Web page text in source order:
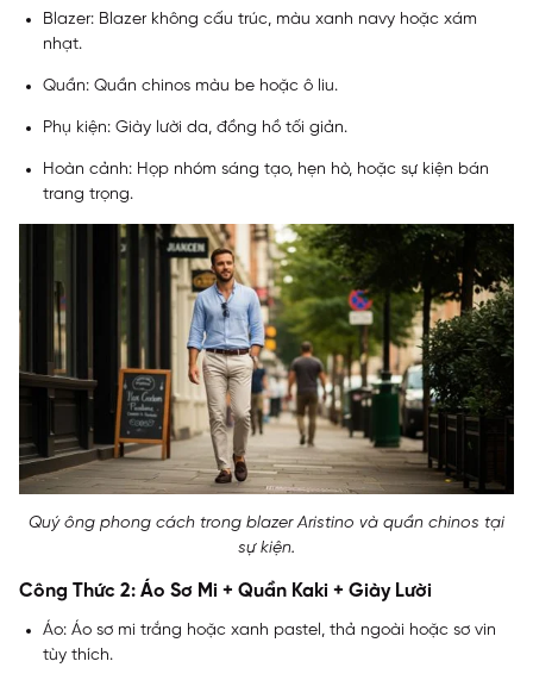
Blazer: Blazer không cấu trúc, màu xanh navy hoặc xám
nhạt.
Quần: Quần chinos màu be hoặc ô liu.
Phụ kiện: Giày lười da, đồng hồ tối giản.
Hoàn cảnh: Họp nhóm sáng tạo, hẹn hò, hoặc sự kiện bán
trang trọng.
Quý ông phong cách trong blazer Aristino và quần chinos tại
sự kiện.
Công Thức 2: Áo Sơ Mi + Quần Kaki + Giày Lười
Áo: Áo sơ mi trắng hoặc xanh pastel, thả ngoài hoặc sơ vin
tùy thích.